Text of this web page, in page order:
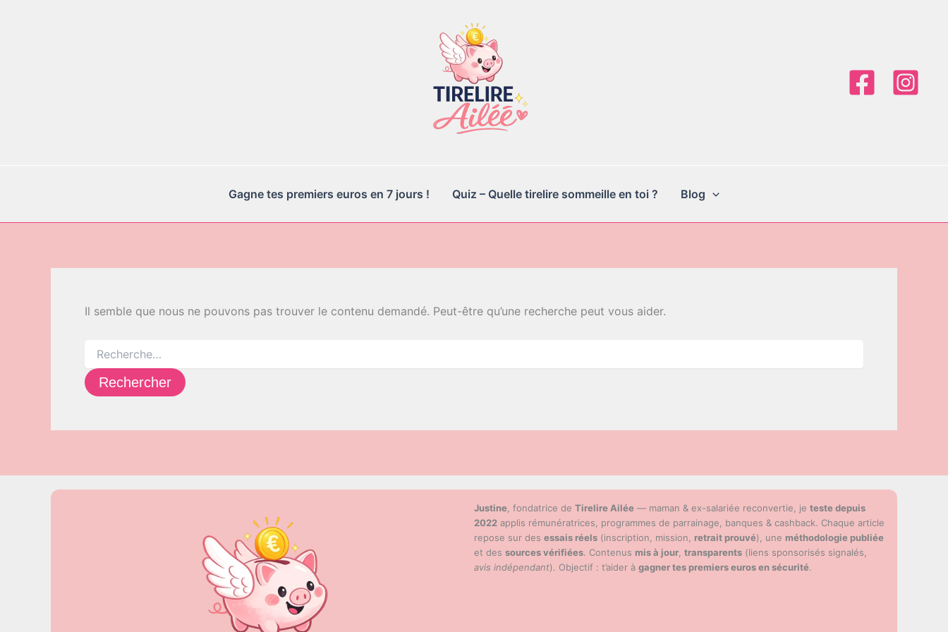
Gagne tes premiers euros en 7 jours ! Quiz – Quelle tirelire sommeille en toi ? Blog
Il semble que nous ne pouvons pas trouver le contenu demandé. Peut-être qu’une recherche peut vous aider.
Justine , fondatrice de Tirelire Ailée — maman & ex-salariée reconvertie, je teste depuis
2022 applis rémunératrices, programmes de parrainage, banques & cashback. Chaque article
repose sur des essais réels (inscription, mission, retrait prouvé), une méthodologie publiée
et des sources vérifiées. Contenus mis à jour transparents (liens sponsorisés signalés,
avis indépendant). Objectif : t’aider à gagner tes premiers euros en sécurité.